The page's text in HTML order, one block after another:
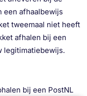
een afhaalbewijs
tweemaal niet heeft
afhalen bij een
legitimatiebewijs.
bij een PostNL